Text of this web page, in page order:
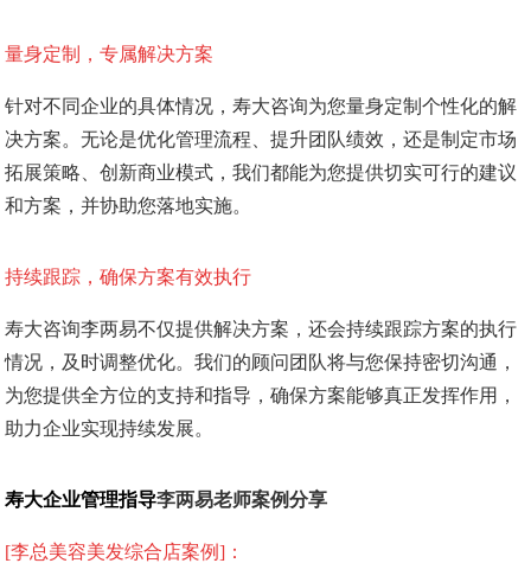
量身定制，专属解决方案
针对不同企业的具体情况，寿大咨询为您量身定制个性化的解
决方案。无论是优化管理流程、提升团队绩效，还是制定市场
拓展策略、创新商业模式，我们都能为您提供切实可行的建议
和方案，并协助您落地实施。
持续跟踪，确保方案有效执行
寿大咨询李两易不仅提供解决方案，还会持续跟踪方案的执行
情况，及时调整优化。我们的顾问团队将与您保持密切沟通，
为您提供全方位的支持和指导，确保方案能够真正发挥作用，
助力企业实现持续发展。
寿大企业管理指导李两易老师案例分享
[李总美容美发综合店案例]：